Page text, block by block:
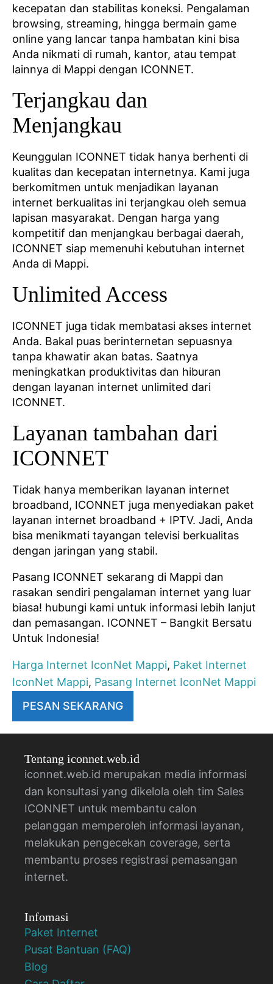
kecepatan dan stabilitas koneksi. Pengalaman
browsing, streaming, hingga bermain game
online yang lancar tanpa hambatan kini bisa
Anda nikmati di rumah, kantor, atau tempat
lainnya di Mappi dengan ICONNET.
Terjangkau dan
Menjangkau
Keunggulan ICONNET tidak hanya berhenti di
kualitas dan kecepatan internetnya. Kami juga
berkomitmen untuk menjadikan layanan
internet berkualitas ini terjangkau oleh semua
lapisan masyarakat. Dengan harga yang
kompetitif dan menjangkau berbagai daerah,
ICONNET siap memenuhi kebutuhan internet
Anda di Mappi.
Unlimited Access
ICONNET juga tidak membatasi akses internet
Anda. Bakal puas berinternetan sepuasnya
tanpa khawatir akan batas. Saatnya
meningkatkan produktivitas dan hiburan
dengan layanan internet unlimited dari
ICONNET.
Layanan tambahan dari
ICONNET
Tidak hanya memberikan layanan internet
broadband, ICONNET juga menyediakan paket
layanan internet broadband + IPTV. Jadi, Anda
bisa menikmati tayangan televisi berkualitas
dengan jaringan yang stabil.
Pasang ICONNET sekarang di Mappi dan
rasakan sendiri pengalaman internet yang luar
biasa! hubungi kami untuk informasi lebih lanjut
dan pemasangan. ICONNET – Bangkit Bersatu
Untuk Indonesia!
Harga Internet IconNet Mappi, Paket Internet
IconNet Mappi, Pasang Internet IconNet Mappi
PESAN SEKARANG
Tentang iconnet.web.id
iconnet.web.id merupakan media informasi
dan konsultasi yang dikelola oleh tim Sales
ICONNET untuk membantu calon
pelanggan memperoleh informasi layanan,
melakukan pengecekan coverage, serta
membantu proses registrasi pemasangan
internet.
Infomasi
Paket Internet
Pusat Bantuan (FAQ)
Blog